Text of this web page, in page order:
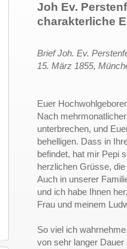
Joh Ev.
charakterliche
Brief Joh. Ev.
15. März 1855,
Euer
Nach
unterbrechen, und
behelligen. Dass in
befindet, hat mir Pepi
herzlichen Grüsse,
Auch in unserer
und ich habe Ihnen
Frau und meinem
So viel ich
von sehr langer